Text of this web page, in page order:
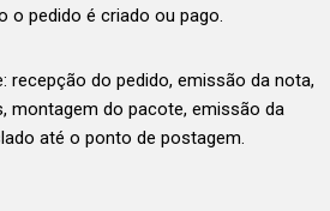
o pedido é criado ou pago.
recepção do pedido, emissão da nota,
montagem do pacote, emissão da
até o ponto de postagem.